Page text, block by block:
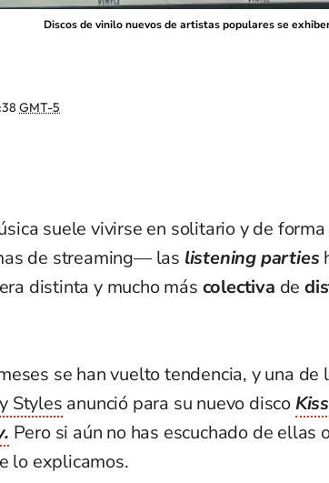
Discos de vinilo nuevos de artistas populares se
GMT-5
suele vivirse en solitario y de
de streaming— las listening parties
distinta y mucho más colectiva de
se han vuelto tendencia, y una de
Styles anunció para su nuevo disco
Pero si aún no has escuchado de ellas
lo explicamos.